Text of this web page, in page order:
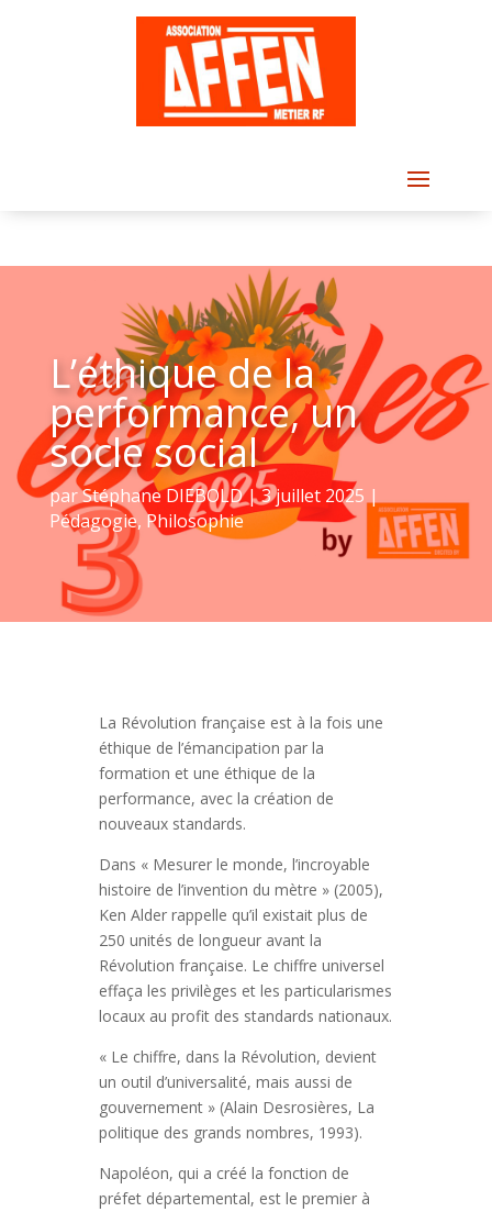
L’éthique de la
performance, un
socle social
parStéphane DIEBOLD|3 juillet 2025 |
Pédagogie, Philosophie
La Révolution française est à la fois une
éthique de l’émancipation par la
formation et une éthique de la
performance, avec la création de
nouveaux standards.
Dans « Mesurer le monde, l’incroyable
histoire de l’invention du mètre » (2005),
Ken Alder rappelle qu’il existait plus de
250 unités de longueur avant la
Révolution française. Le chiffre universel
effaça les privilèges et les particularismes
locaux au profit des standards nationaux.
« Le chiffre, dans la Révolution, devient
un outil d’universalité, mais aussi de
gouvernement » (Alain Desrosières, La
politique des grands nombres, 1993).
Napoléon, qui a créé la fonction de
préfet départemental, est le premier à